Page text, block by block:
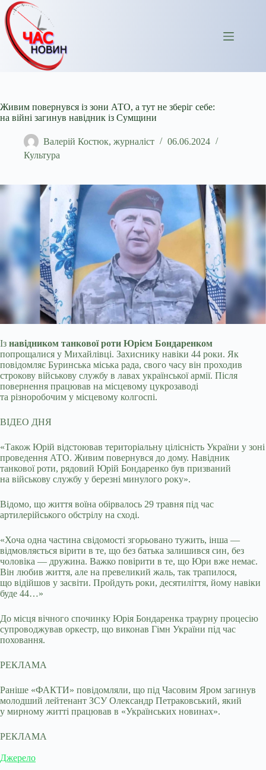
Перейти
до
вмісту
Живим повернувся із зони АТО, а тут не зберіг себе:
на війні загинув навідник із Сумщини
Валерій Костюк, журналіст
06.06.2024
Культура
Із навідником танкової роти Юрієм Бондаренком
попрощалися у Михайлівці. Захиснику навіки 44 роки. Як
повідомляє Буринська міська рада, свого часу він проходив
строкову військову службу в лавах української армії. Після
повернення працював на місцевому цукрозаводі
та різноробочим у місцевому колгоспі.
ВІДЕО ДНЯ
«Також Юрій відстоював територіальну цілісність України у зоні
проведення АТО. Живим повернувся до дому. Навідник
танкової роти, рядовий Юрій Бондаренко був призваний
на військову службу у березні минулого року».
Відомо, що життя воїна обірвалось 29 травня під час
артилерійського обстрілу на сході.
«Хоча одна частина свідомості згорьовано тужить, інша —
відмовляється вірити в те, що без батька залишився син, без
чоловіка — дружина. Важко повірити в те, що Юри вже немає.
Він любив життя, але на превеликий жаль, так трапилося,
що відійшов у засвіти. Пройдуть роки, десятиліття, йому навіки
буде 44…»
До місця вічного спочинку Юрія Бондаренка траурну процесію
супроводжував оркестр, що виконав Гімн України під час
поховання.
РЕКЛАМА
Раніше «ФАКТИ» повідомляли, що під Часовим Яром загинув
молодший лейтенант ЗСУ Олександр Петраковський, який
у мирному житті працював в «Українських новинах».
РЕКЛАМА
Джерело